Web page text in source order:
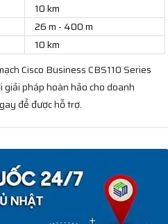
10 km
26 m - 400 m
10 km
Cisco Business CBS110 Series
giải pháp hoàn hảo cho doanh
để được hỗ trợ.